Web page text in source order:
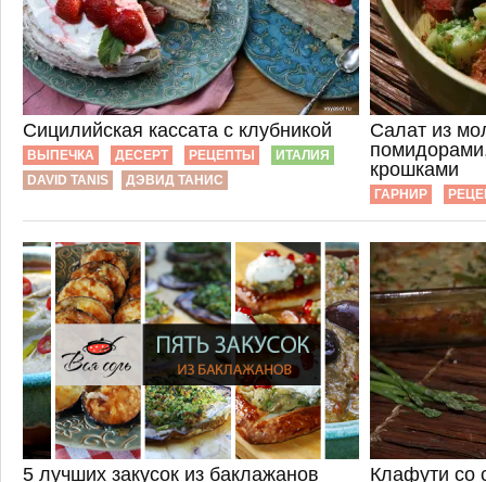
Сицилийская кассата с клубникой
ВЫПЕЧКА ДЕСЕРТ РЕЦЕПТЫ
ИТАЛИЯ
DAVID TANIS
ДЭВИД ТАНИС
Салат из
крошками
ГАРНИР
5 лучших закусок из баклажанов Клафути со